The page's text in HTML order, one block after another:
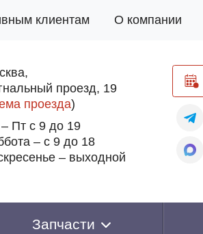
клиентам О компании
проезд, 19
проезда)
Пт с 9 до 19
– с 9 до 18
– выходной
Запчасти